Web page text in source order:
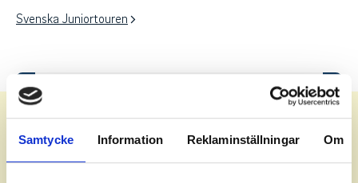
Samtycke Information Reklaminställningar Om
Svenska Juniortouren
Meny